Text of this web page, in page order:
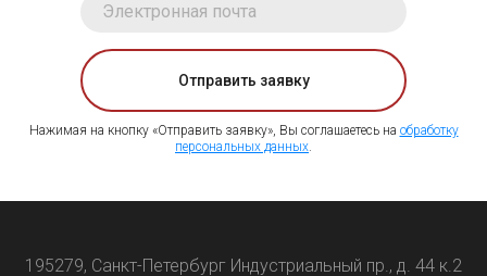
Отправить заявку
Нажимая на кнопку «Отправить заявку», Вы соглашаетесь на обработку
персональных данных.
195279, Санкт-Петербург Индустриальный пр., д. 44 к.2